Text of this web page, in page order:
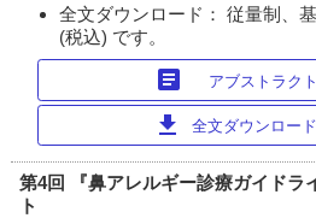
全文ダウンロード： 従量制、
(税込) です。
article アブストラク
download 全文ダウンロー
第4回 『鼻アレルギー診療ガイドラ
ト